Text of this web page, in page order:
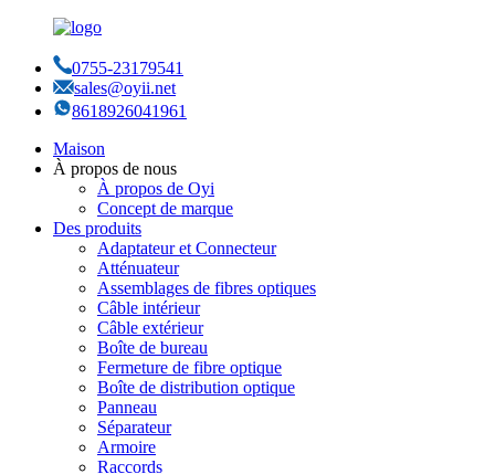
0755-23179541
sales@oyii.net
8618926041961
Maison
À propos de nous
À propos de Oyi
Concept de marque
Des produits
Adaptateur et Connecteur
Atténuateur
Assemblages de fibres optiques
Câble intérieur
Câble extérieur
Boîte de bureau
Fermeture de fibre optique
Boîte de distribution optique
Panneau
Séparateur
Armoire
Raccords